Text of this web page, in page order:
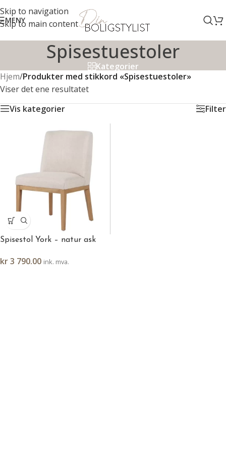
Skip to navigation
Skip to main content
MENY
Spisestuestoler
Kategorier
Hjem/Produkter med stikkord «Spisestuestoler»
Viser det ene resultatet
Vis kategorier
Filter
Spisestol York – natur ask
kr3 790.00 ink. mva.